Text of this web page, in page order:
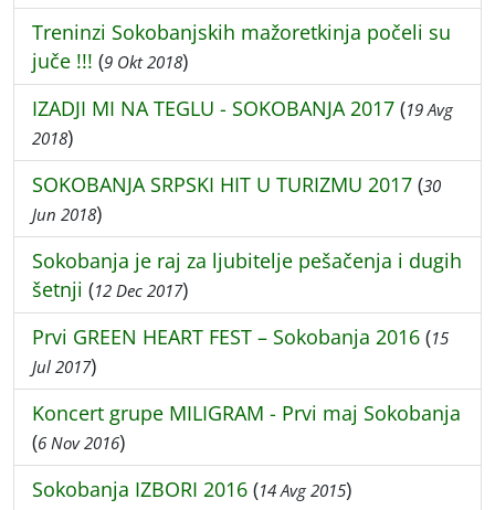
Treninzi Sokobanjskih mažoretkinja počeli su
juče !!! (9 Okt 2018)
IZADJI MI NA TEGLU - SOKOBANJA 2017 (19 Avg
2018)
SOKOBANJA SRPSKI HIT U TURIZMU 2017 (30
Jun 2018)
Sokobanja je raj za ljubitelje pešačenja i dugih
šetnji (12 Dec 2017)
Prvi GREEN HEART FEST – Sokobanja 2016 (15
Jul 2017)
Koncert grupe MILIGRAM - Prvi maj Sokobanja
(6 Nov 2016)
Sokobanja IZBORI 2016 (14 Avg 2015)